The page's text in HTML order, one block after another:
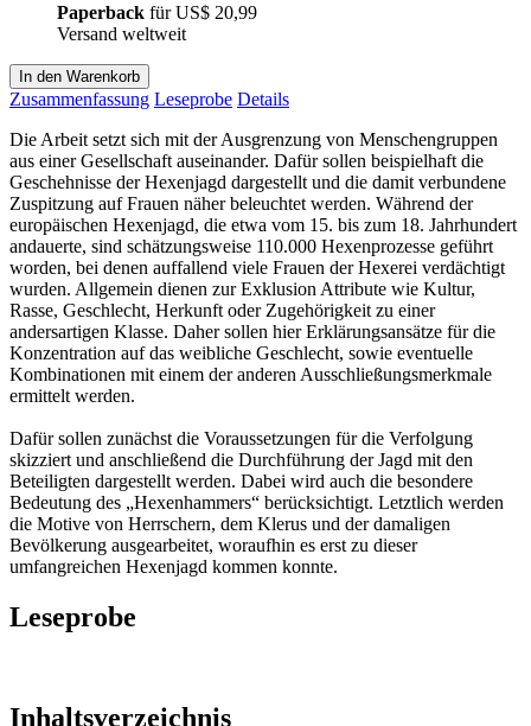
Paperback fürUS$ 20,99
Versand weltweit
In den Warenkorb
Zusammenfassung Leseprobe Details
Die Arbeit setzt sich mit der Ausgrenzung von Menschengruppen
aus einer Gesellschaft auseinander. Dafür sollen beispielhaft die
Geschehnisse der Hexenjagd dargestellt und die damit verbundene
Zuspitzung auf Frauen näher beleuchtet werden. Während der
europäischen Hexenjagd, die etwa vom 15. bis zum 18. Jahrhundert
andauerte, sind schätzungsweise 110.000 Hexenprozesse geführt
worden, bei denen auffallend viele Frauen der Hexerei verdächtigt
wurden. Allgemein dienen zur Exklusion Attribute wie Kultur,
Rasse, Geschlecht, Herkunft oder Zugehörigkeit zu einer
andersartigen Klasse. Daher sollen hier Erklärungsansätze für die
Konzentration auf das weibliche Geschlecht, sowie eventuelle
Kombinationen mit einem der anderen Ausschließungsmerkmale
ermittelt werden.
Dafür sollen zunächst die Voraussetzungen für die Verfolgung
skizziert und anschließend die Durchführung der Jagd mit den
Beteiligten dargestellt werden. Dabei wird auch die besondere
Bedeutung des „Hexenhammers“ berücksichtigt. Letztlich werden
die Motive von Herrschern, dem Klerus und der damaligen
Bevölkerung ausgearbeitet, woraufhin es erst zu dieser
umfangreichen Hexenjagd kommen konnte.
Leseprobe
Inhaltsverzeichnis